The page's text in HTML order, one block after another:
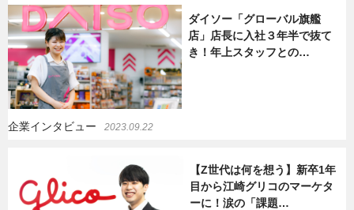
副業
グルメ
暮らし
ダイソー「グローバル旗艦
店」店長に入社３年半で抜て
き！年上スタッフとの…
企業インタビュー 2023.09.22
【Z世代は何を想う】新卒1年
目から江崎グリコのマーケタ
ーに！涙の「課題…